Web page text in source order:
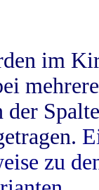
im
zu